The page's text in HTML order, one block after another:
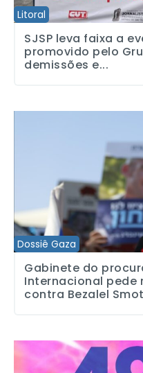
Litoral
SJSP leva faixa a
promovido pelo
demissões e...
Dossiê Gaza
Gabinete do procurador
Gabinete do
Internacional pede
contra Bezalel
Comissão organizadora